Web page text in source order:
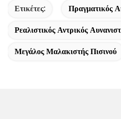
Ετικέτες:
Πραγματικός
Ρεαλιστικός Αντρικός
Μεγάλος Μαλακιστής Πισινού